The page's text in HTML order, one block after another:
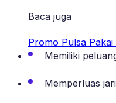
Baca juga
Promo Pulsa
Memiliki
Memperluas